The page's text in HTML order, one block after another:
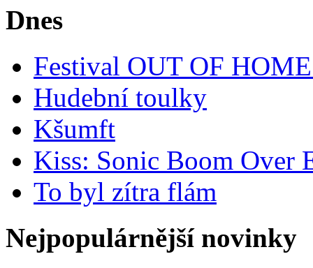
Dnes
Festival OUT OF
Hudební toulky
Kšumft
Kiss: Sonic Boom Over
To byl zítra flám
Nejpopulárnější novinky